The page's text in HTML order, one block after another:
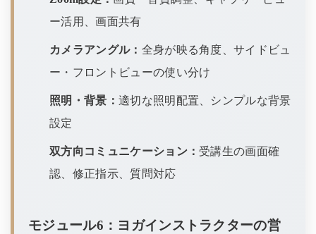
ー活用、画面共有
カメラアングル： 全身が映る角度、サイドビュ
ー・フロントビューの使い分け
照明・背景： 適切な照明配置、シンプルな背景
設定
双方向コミュニケーション： 受講生の画面確
認、修正指示、質問対応
モジュール6：ヨガインストラクターの営